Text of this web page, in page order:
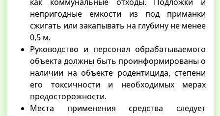
как коммунальные отходы. Подложки и
непригодные емкости из под приманки
сжигать или закапывать на глубину не менее
0,5 м.
Руководство и персонал обрабатываемого
объекта должны быть проинформированы о
наличии на объекте родентицида, степени
его токсичности и необходимых мерах
предосторожности.
Места применения средства следует